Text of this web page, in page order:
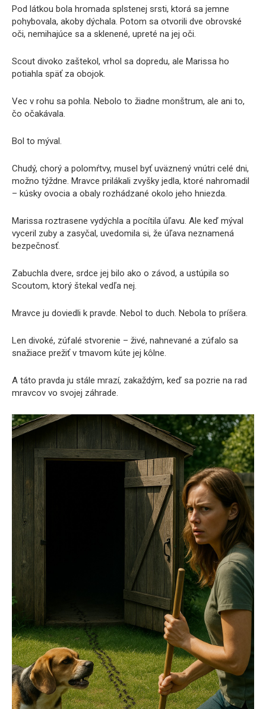
Pod látkou bola hromada splstenej srsti, ktorá sa jemne
pohybovala, akoby dýchala. Potom sa otvorili dve obrovské
oči, nemihajúce sa a sklenené, upreté na jej oči.
Scout divoko zaštekol, vrhol sa dopredu, ale Marissa ho
potiahla späť za obojok.
Vec v rohu sa pohla. Nebolo to žiadne monštrum, ale ani to,
čo očakávala.
Bol to mýval.
Chudý, chorý a polomŕtvy, musel byť uväznený vnútri celé dni,
možno týždne. Mravce prilákali zvyšky jedla, ktoré nahromadil
– kúsky ovocia a obaly rozhádzané okolo jeho hniezda.
Marissa roztrasene vydýchla a pocítila úľavu. Ale keď mýval
vyceril zuby a zasyčal, uvedomila si, že úľava neznamená
bezpečnosť.
Zabuchla dvere, srdce jej bilo ako o závod, a ustúpila so
Scoutom, ktorý štekal vedľa nej.
Mravce ju doviedli k pravde. Nebol to duch. Nebola to príšera.
Len divoké, zúfalé stvorenie – živé, nahnevané a zúfalo sa
snažiace prežiť v tmavom kúte jej kôlne.
A táto pravda ju stále mrazí, zakaždým, keď sa pozrie na rad
mravcov vo svojej záhrade.